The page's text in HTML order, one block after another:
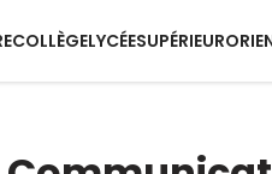
COLLÈGELYCÉESUPÉRIEUR